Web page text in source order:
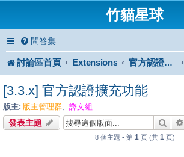
竹貓星球
問答集
討論區首頁 Extensions 官方認證擴充功能
[3.3.x] 官方認證擴充功能
版主: 版主管理群、 譯文組
發表主題 搜尋
8 個主題 • 第 1 頁 (共 1 頁)